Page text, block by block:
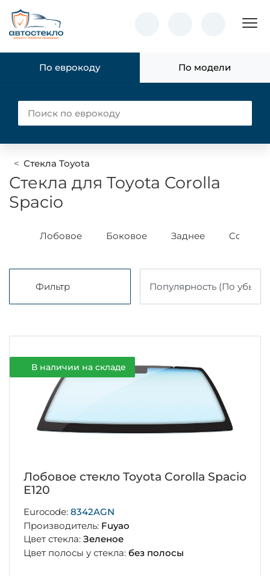
По еврокоду По модели
Стекла Toyota
Стекла для Toyota Corolla
Spacio
Лобовое Боковое Заднее Corolla
Фильтр
В наличии на складе
Лобовое стекло Toyota Corolla Spacio
E120
Eurocode: 8342AGN
Производитель: Fuyao
Цвет стекла: Зеленое
Цвет полосы у стекла: без полосы